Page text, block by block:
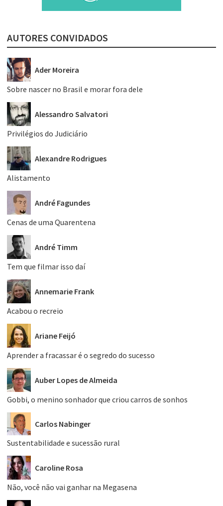
AUTORES CONVIDADOS
Ader Moreira
Sobre nascer no Brasil e morar fora dele
Alessandro Salvatori
Privilégios do Judiciário
Alexandre Rodrigues
Alistamento
André Fagundes
Cenas de uma Quarentena
André Timm
Tem que filmar isso daí
Annemarie Frank
Acabou o recreio
Ariane Feijó
Aprender a fracassar é o segredo do sucesso
Auber Lopes de Almeida
Gobbi, o menino sonhador que criou carros de sonhos
Carlos Nabinger
Sustentabilidade e sucessão rural
Caroline Rosa
Não, você não vai ganhar na Megasena